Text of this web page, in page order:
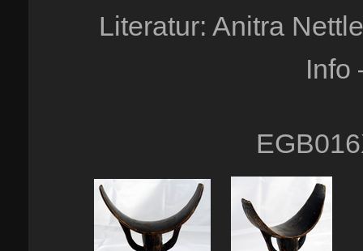
Literatur: Anitra
Info